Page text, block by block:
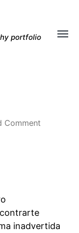
portfolio
Comment
inadvertida